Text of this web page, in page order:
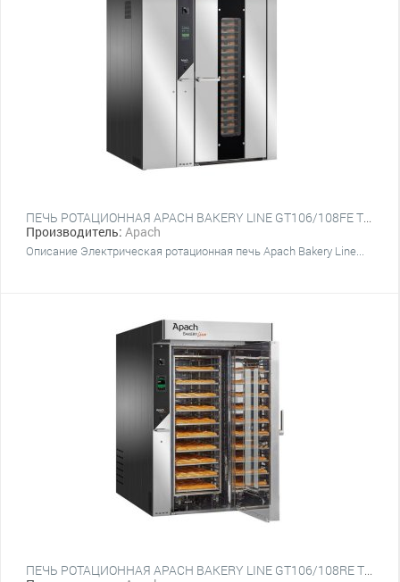
ПЕЧЬ РОТАЦИОННАЯ APACH BAKERY LINE GT106/108FE TSTTA (ПЛАТФОРМА)
Производитель: Apach
Описание Электрическая ротационная печь Apach Bakery Line...
ПЕЧЬ РОТАЦИОННАЯ APACH BAKERY LINE GT106/108RE TSTTA (ПЛАТФОРМА)